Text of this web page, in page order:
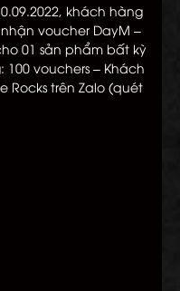
khách hàng
voucher DayM –
01 sản phẩm bất kỳ
vouchers – Khách
Rocks trên Zalo (quét